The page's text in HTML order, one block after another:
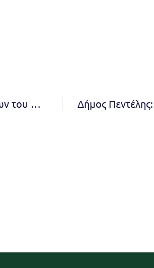
Προσωρινή αναστολή Λειτουργίας των Κοιμητηρίων του Δήμου Πεντέλης